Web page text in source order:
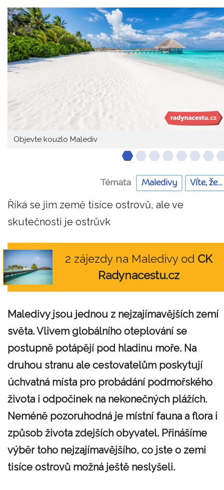
Objevte kouzlo Malediv
Témata Maledivy Víte, že...
Říká se jim země tisíce ostrovů, ale ve
skutečnosti je ostrůvk
2 zájezdy na Maledivy od CK
Radynacestu.cz
Maledivy jsou jednou z nejzajímavějších zemí
světa. Vlivem globálního oteplování se
postupně potápějí pod hladinu moře. Na
druhou stranu ale cestovatelům poskytují
úchvatná místa pro probádání podmořského
života i odpočinek na nekonečných plážích.
Neméně pozoruhodná je místní fauna a flora i
způsob života zdejších obyvatel. Přinášíme
výběr toho nejzajímavějšího, co jste o zemi
tisíce ostrovů možná ještě neslyšeli.